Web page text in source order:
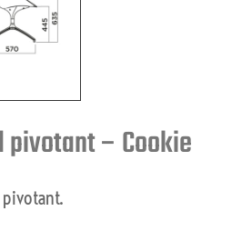
pivotant – Cookie
pivotant.